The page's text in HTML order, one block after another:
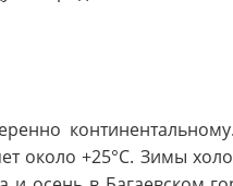
около +25°C. Зимы